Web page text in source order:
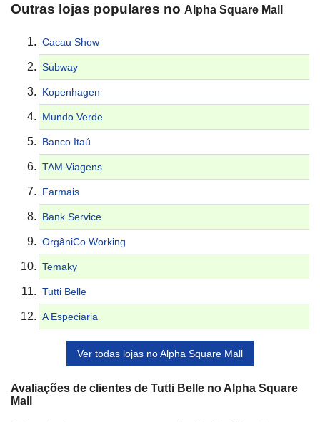
Outras lojas populares no Alpha Square Mall
Cacau Show
Subway
Kopenhagen
Mundo Verde
Banco Itaú
TAM Viagens
Farmais
Bank Service
OrgâniCo Working
Temaky
Tutti Belle
A Especiaria
Ver todas lojas no Alpha Square Mall
Avaliações de clientes de Tutti Belle no Alpha Square
Mall